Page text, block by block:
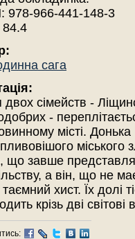
978-966-441-148-3
сага
сімейств -
-
місті. Донька
міського
що завше
а він, що не
хист. Їх долі
крізь дві світові